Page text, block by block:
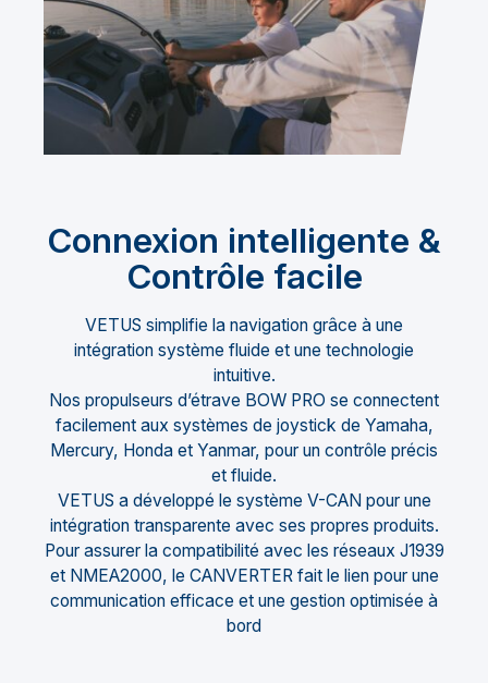
Connexion intelligente &
Contrôle facile
VETUS simplifie la navigation grâce à une
intégration système fluide et une technologie
intuitive.
Nos propulseurs d’étrave BOW PRO se connectent
facilement aux systèmes de joystick de Yamaha,
Mercury, Honda et Yanmar, pour un contrôle précis
et fluide.
VETUS a développé le système V-CAN pour une
intégration transparente avec ses propres produits.
Pour assurer la compatibilité avec les réseaux J1939
et NMEA2000, le CANVERTER fait le lien pour une
communication efficace et une gestion optimisée à
bord